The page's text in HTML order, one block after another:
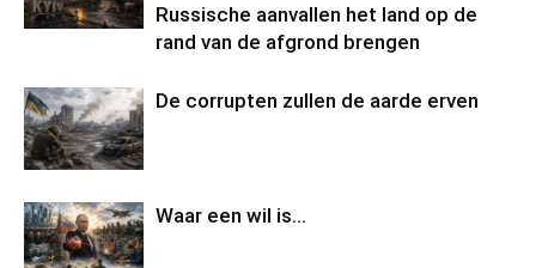
Russische aanvallen het land op de
rand van de afgrond brengen
De corrupten zullen de aarde erven
Waar een wil is…